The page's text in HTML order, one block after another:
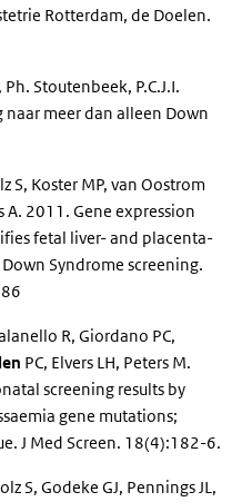
Rotterdam, de Doelen.
Stoutenbeek, P.C.J.I.
naar meer dan alleen Down
S, Koster MP, van Oostrom
A. 2011. Gene expression
fetal liver- and placenta-
Syndrome screening.
R, Giordano PC,
PC, Elvers LH, Peters M.
screening results by
gene mutations;
J Med Screen. 18(4):182-6.
S, Godeke GJ, Pennings JL,